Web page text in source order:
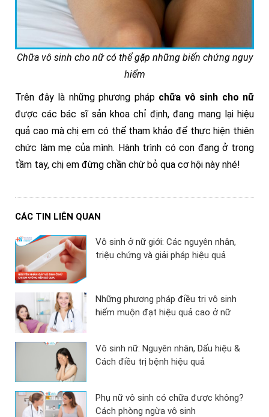
Chữa vô sinh cho nữ có thể gặp những biến chứng nguy
hiểm
Trên đây là những phương pháp chữa vô sinh cho nữ
được các bác sĩ sản khoa chỉ định, đang mang lại hiệu
quả cao mà chị em có thể tham khảo để thực hiện thiên
chức làm mẹ của mình. Hành trình có con đang ở trong
tầm tay, chị em đừng chần chừ bỏ qua cơ hội này nhé!
CÁC TIN LIÊN QUAN
Vô sinh ở nữ giới: Các nguyên nhân,
triệu chứng và giải pháp hiệu quả
Những phương pháp điều trị vô sinh
hiếm muộn đạt hiệu quả cao ở nữ
Vô sinh nữ: Nguyên nhân, Dấu hiệu &
Cách điều trị bệnh hiệu quả
Phụ nữ vô sinh có chữa được không?
Cách phòng ngừa vô sinh